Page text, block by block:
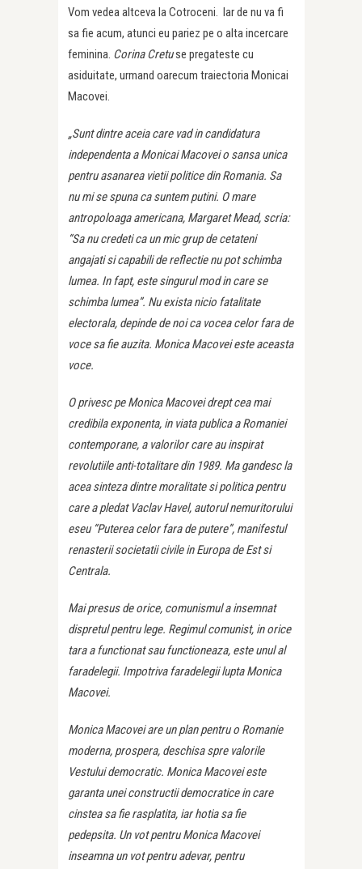
Vom vedea altceva la Cotroceni. Iar de nu va fi
sa fie acum, atunci eu pariez pe o alta incercare
feminina. Corina Cretuse pregateste cu
asiduitate, urmand oarecum traiectoria Monicai
Macovei.
„Sunt dintre aceia care vad in candidatura
independenta a Monicai Macovei o sansa unica
pentru asanarea vietii politice din Romania. Sa
nu mi se spuna ca suntem putini. O mare
antropoloaga americana, Margaret Mead, scria:
“Sa nu credeti ca un mic grup de cetateni
angajati si capabili de reflectie nu pot schimba
lumea. In fapt, este singurul mod in care se
schimba lumea”. Nu exista nicio fatalitate
electorala, depinde de noi ca vocea celor fara de
voce sa fie auzita. Monica Macovei este aceasta
voce.
O privesc pe Monica Macovei drept cea mai
credibila exponenta, in viata publica a Romaniei
contemporane, a valorilor care au inspirat
revolutiile anti-totalitare din 1989. Ma gandesc la
acea sinteza dintre moralitate si politica pentru
care a pledat Vaclav Havel, autorul nemuritorului
eseu “Puterea celor fara de putere”, manifestul
renasterii societatii civile in Europa de Est si
Centrala.
Mai presus de orice, comunismul a insemnat
dispretul pentru lege. Regimul comunist, in orice
tara a functionat sau functioneaza, este unul al
faradelegii. Impotriva faradelegii lupta Monica
Macovei.
Monica Macovei are un plan pentru o Romanie
moderna, prospera, deschisa spre valorile
Vestului democratic. Monica Macovei este
garanta unei constructii democratice in care
cinstea sa fie rasplatita, iar hotia sa fie
pedepsita. Un vot pentru Monica Macovei
inseamna un vot pentru adevar, pentru